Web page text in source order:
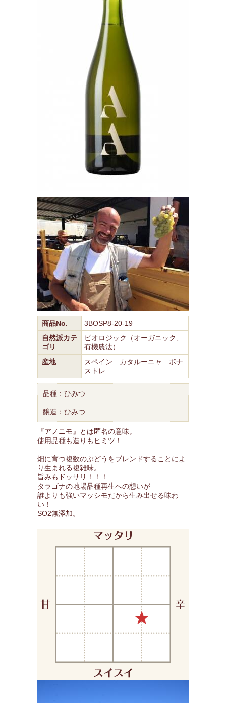
商品No.
3BOSP8-20-19
自然派カテ
ゴリ
ビオロジック（オーガニック、
有機農法）
産地
スペイン カタルーニャ ボナ
ストレ
品種：ひみつ
醸造：ひみつ
『アノニモ』とは匿名の意味。
使用品種も造りもヒミツ！
畑に育つ複数のぶどうをブレンドすることによ
り生まれる複雑味。
旨みもドッサリ！！！
タラゴナの地場品種再生への想いが
誰よりも強いマッシモだから生み出せる味わ
い！
SO2無添加。